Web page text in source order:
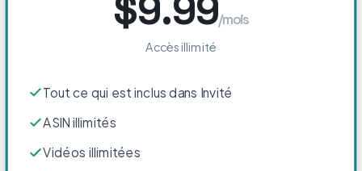
/mois
Accès illimité
Tout ce qui est inclus dans Invité
ASIN illimités
Vidéos illimitées